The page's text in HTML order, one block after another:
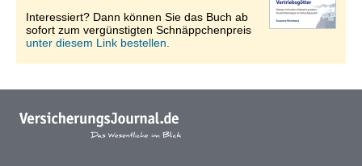
Interessiert? Dann können Sie das Buch ab
sofort zum vergünstigten Schnäppchenpreis
unter diesem Link bestellen.